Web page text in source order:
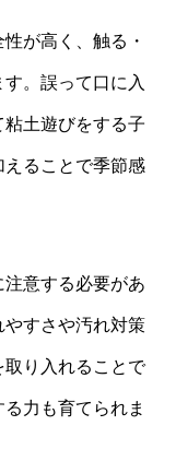
が高く、触る・
。誤って口に入
土遊びをする子
えることで季節感
意する必要があ
やすさや汚れ対策
取り入れることで
力も育てられま